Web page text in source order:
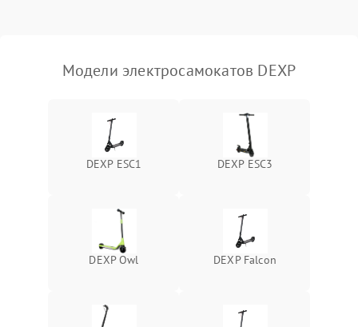
Модели электросамокатов DEXP
DEXP ESC1 DEXP ESC3
DEXP Owl DEXP Falcon